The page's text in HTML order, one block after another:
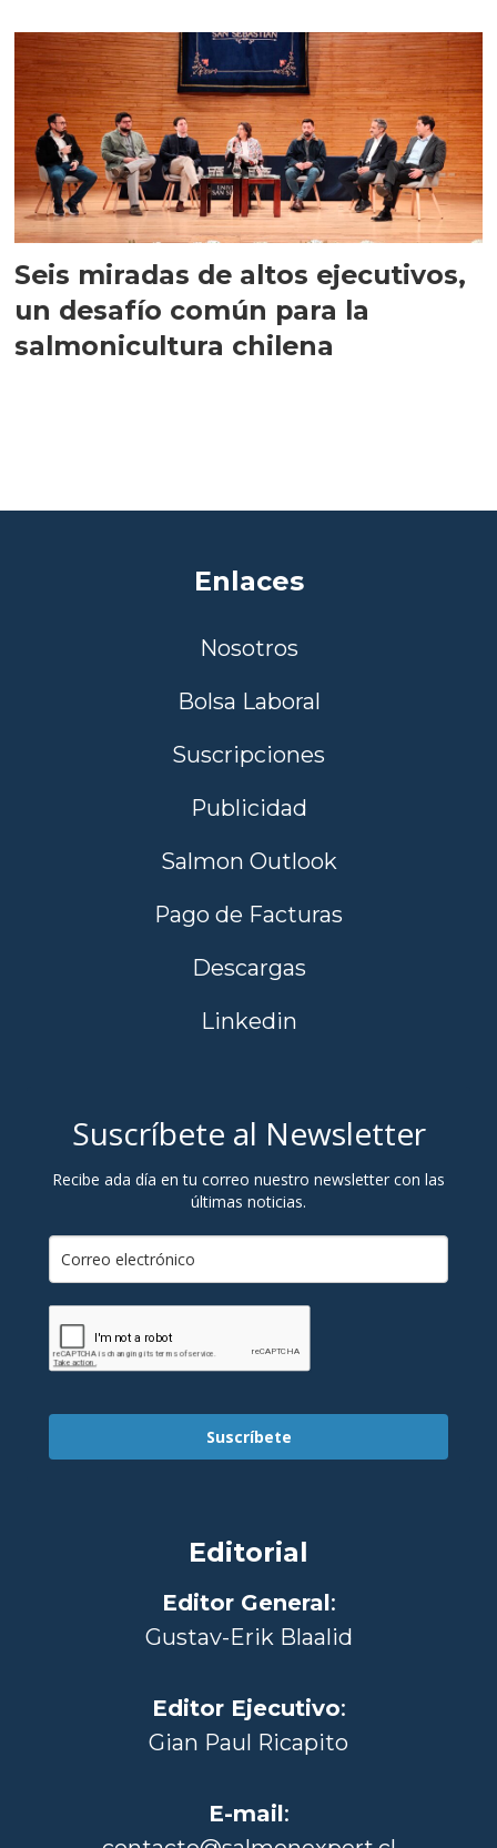
Seis miradas de altos ejecutivos,
un desafío común para la
salmonicultura chilena
Enlaces
Nosotros
Bolsa Laboral
Suscripciones
Publicidad
Salmon Outlook
Pago de Facturas
Descargas
Linkedin
Suscríbete al Newsletter
Recibe ada día en tu correo nuestro newsletter con las
últimas noticias.
Suscríbete
Editorial
Editor General:
Gustav-Erik Blaalid
Editor Ejecutivo:
Gian Paul Ricapito
E-mail: